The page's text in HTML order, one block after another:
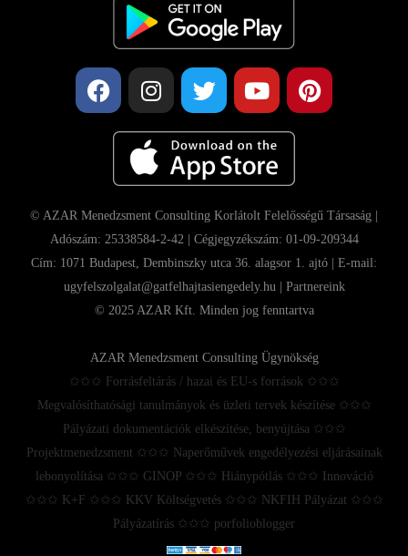
© AZAR Menedzsment Consulting Korlátolt Felelősségű Társaság |
Adószám: 25338584-2-42 | Cégjegyzékszám: 01-09-209344
Cím: 1071 Budapest, Dembinszky utca 36. alagsor 1. ajtó | E-mail:
ugyfelszolgalat@gatfelhajtasiengedely.hu | Partnereink
© 2025 AZAR Kft. Minden jog fenntartva
AZAR Menedzsment Consulting Ügynökség
✩✩✩ Forrásfeltárás / hazai és EU-s források ✩✩✩
Megvalósíthatósági tanulmányok és üzleti tervek készítése ✩✩✩
Pályázati dokumentációk elkészítése, benyújtása ✩✩✩
Projektmenedzsment ✩✩✩ Naperőművek engedélyezési eljárásainak
lebonyolítása ✩✩✩ GINOP ✩✩✩ Hiánypótlás ✩✩✩ Innováció
✩✩✩ K+F ✩✩✩ KKV Költségvetés ✩✩✩ NKFIH Pályázat ✩✩✩
Pályázatírás ✩✩✩ porfolioblogger